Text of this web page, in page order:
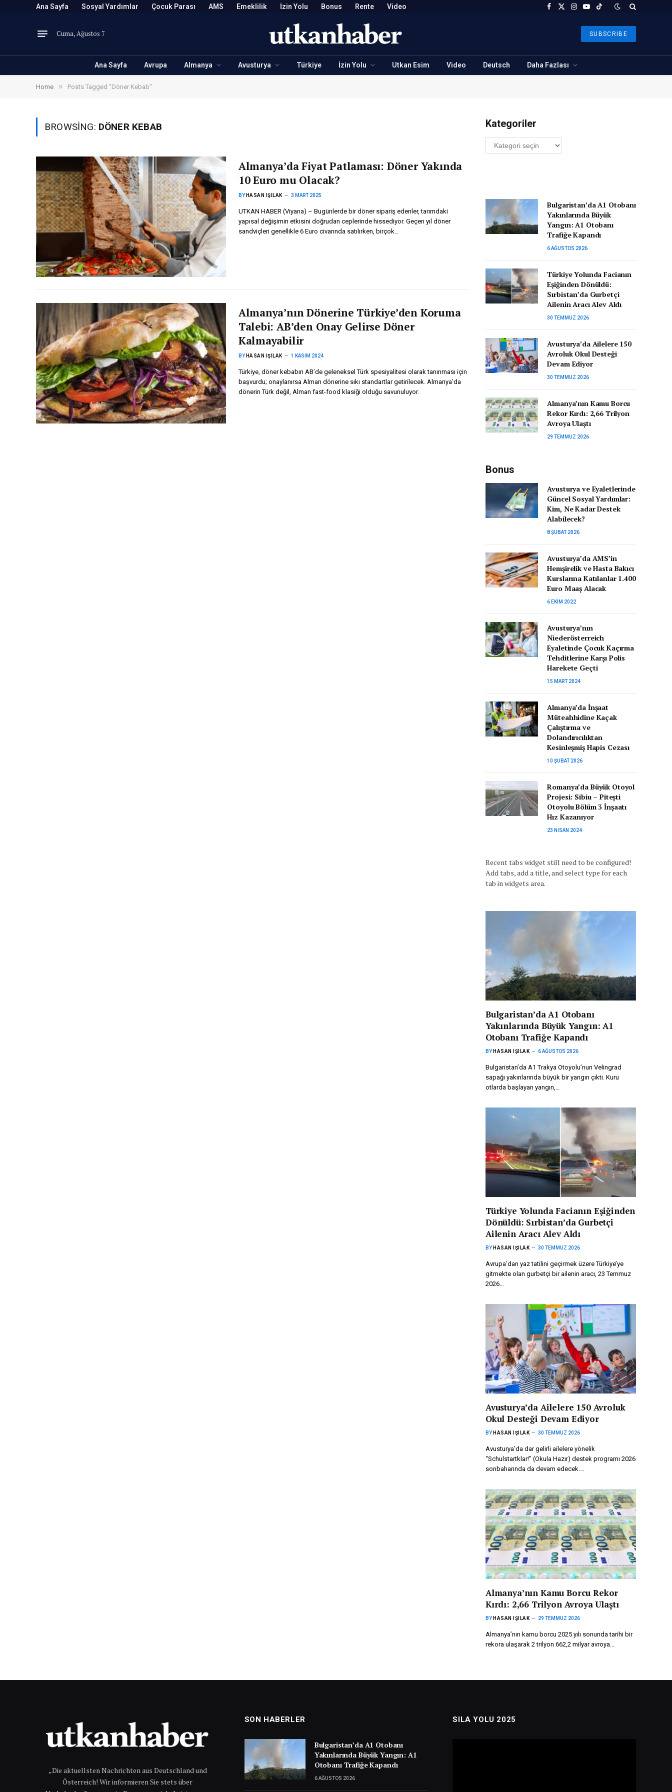
Ana Sayfa Sosyal Yardımlar Çocuk Parası AMS Emeklilik İzin Yolu Bonus Rente Video Facebook
X
Instagram
YouTubeTikTok
Cuma, Ağustos 7 SUBSCRIBE
Ana Sayfa Avrupa Almanya Avusturya Türkiye İzin Yolu Utkan Esim Video Deutsch Daha Fazlası
Home » Posts Tagged "Döner Kebab"
BROWSING: DÖNER KEBAB
Almanya’da Fiyat Patlaması: Döner Yakında
10 Euro mu Olacak?
BY HASAN IŞILAK 3 MART 2025
UTKAN HABER (Viyana) – Bugünlerde bir döner sipariş edenler, tarımdaki
yapısal değişimin etkisini doğrudan ceplerinde hissediyor. Geçen yıl döner
sandviçleri genellikle 6 Euro civarında satılırken, birçok…
Almanya’nın Dönerine Türkiye’den Koruma
Talebi: AB’den Onay Gelirse Döner
Kalmayabilir
BY HASAN IŞILAK 1 KASIM 2024
Türkiye, döner kebabın AB’de geleneksel Türk spesiyalitesi olarak tanınması için
başvurdu; onaylanırsa Alman dönerine sıkı standartlar getirilecek. Almanya’da
dönerin Türk değil, Alman fast-food klasiği olduğu savunuluyor.
Kategoriler
Kategoriler
Bulgaristan’da A1 Otobanı
Yakınlarında Büyük
Yangın: A1 Otobanı
Trafiğe Kapandı
6 AĞUSTOS 2026
Türkiye Yolunda Facianın
Eşiğinden Dönüldü:
Sırbistan’da Gurbetçi
Ailenin Aracı Alev Aldı
30 TEMMUZ 2026
Avusturya’da Ailelere 150
Avroluk Okul Desteği
Devam Ediyor
30 TEMMUZ 2026
Almanya’nın Kamu Borcu
Rekor Kırdı: 2,66 Trilyon
Avroya Ulaştı
29 TEMMUZ 2026
Bonus
Avusturya ve Eyaletlerinde
Güncel Sosyal Yardımlar:
Kim, Ne Kadar Destek
Alabilecek?
8 ŞUBAT 2026
Avusturya’da AMS’in
Hemşirelik ve Hasta Bakıcı
Kurslarına Katılanlar 1.400
Euro Maaş Alacak
6 EKIM 2022
Avusturya’nın
Niederösterreich
Eyaletinde Çocuk Kaçırma
Tehditlerine Karşı Polis
Harekete Geçti
15 MART 2024
Almanya’da İnşaat
Müteahhidine Kaçak
Çalıştırma ve
Dolandırıcılıktan
Kesinleşmiş Hapis Cezası
10 ŞUBAT 2026
Romanya’da Büyük Otoyol
Projesi: Sibiu – Pitești
Otoyolu Bölüm 3 İnşaatı
Hız Kazanıyor
23 NISAN 2024
Recent tabs widget still need to be configured!
Add tabs, add a title, and select type for each
tab in widgets area.
Bulgaristan’da A1 Otobanı
Yakınlarında Büyük Yangın: A1
Otobanı Trafiğe Kapandı
BY HASAN IŞILAK 6 AĞUSTOS 2026
Bulgaristan’da A1 Trakya Otoyolu’nun Velingrad
sapağı yakınlarında büyük bir yangın çıktı. Kuru
otlarda başlayan yangın,…
Türkiye Yolunda Facianın Eşiğinden
Dönüldü: Sırbistan’da Gurbetçi
Ailenin Aracı Alev Aldı
BY HASAN IŞILAK 30 TEMMUZ 2026
Avrupa’dan yaz tatilini geçirmek üzere Türkiye’ye
gitmekte olan gurbetçi bir ailenin aracı, 23 Temmuz
2026…
Avusturya’da Ailelere 150 Avroluk
Okul Desteği Devam Ediyor
BY HASAN IŞILAK 30 TEMMUZ 2026
Avusturya’da dar gelirli ailelere yönelik
“Schulstartklar!” (Okula Hazır) destek programı 2026
sonbaharında da devam edecek.…
Almanya’nın Kamu Borcu Rekor
Kırdı: 2,66 Trilyon Avroya Ulaştı
BY HASAN IŞILAK 29 TEMMUZ 2026
Almanya’nın kamu borcu 2025 yılı sonunda tarihi bir
rekora ulaşarak 2 trilyon 662,2 milyar avroya…
„Die aktuellsten Nachrichten aus Deutschland und
Österreich! Wir informieren Sie stets über
SON HABERLER
Bulgaristan’da A1 Otobanı
Yakınlarında Büyük Yangın: A1
Otobanı Trafiğe Kapandı
6 AĞUSTOS 2026
SILA YOLU 2025